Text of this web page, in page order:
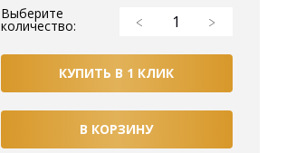
Выберите
количество:
КУПИТЬ В 1 КЛИК
В КОРЗИНУ